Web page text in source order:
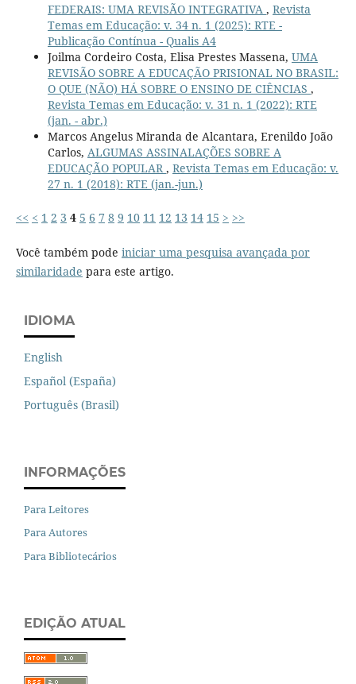
FEDERAIS: UMA REVISÃO INTEGRATIVA , Revista
Temas em Educação: v. 34 n. 1 (2025): RTE -
Publicação Contínua - Qualis A4
Joilma Cordeiro Costa, Elisa Prestes Massena, UMA
REVISÃO SOBRE A EDUCAÇÃO PRISIONAL NO BRASIL:
O QUE (NÃO) HÁ SOBRE O ENSINO DE CIÊNCIAS ,
Revista Temas em Educação: v. 31 n. 1 (2022): RTE
(jan. - abr.)
Marcos Angelus Miranda de Alcantara, Erenildo João
Carlos, ALGUMAS ASSINALAÇÕES SOBRE A
EDUCAÇÃO POPULAR , Revista Temas em Educação: v.
27 n. 1 (2018): RTE (jan.-jun.)
<< < 1 2 3 4 5 6 7 8 9 10 11 12 13 14 15 > >>
Você também pode iniciar uma pesquisa avançada por
similaridade para este artigo.
IDIOMA
English
Español (España)
Português (Brasil)
INFORMAÇÕES
Para Leitores
Para Autores
Para Bibliotecários
EDIÇÃO ATUAL